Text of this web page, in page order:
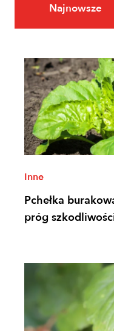
Najnowsze
Inne
Pchełka
próg